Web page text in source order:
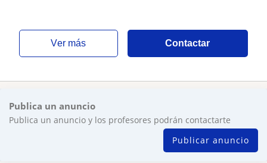
ver más Contactar
Publica un anuncio
Publica un anuncio y los profesores podrán contactarte
Publicar anuncio